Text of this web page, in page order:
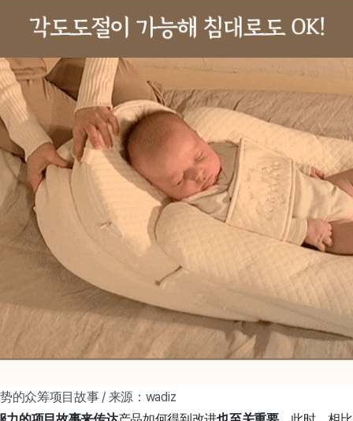
的众筹项目故事 / 来源：wadiz